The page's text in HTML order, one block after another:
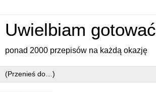
Uwielbiam gotować
ponad 2000 przepisów na każdą okazję